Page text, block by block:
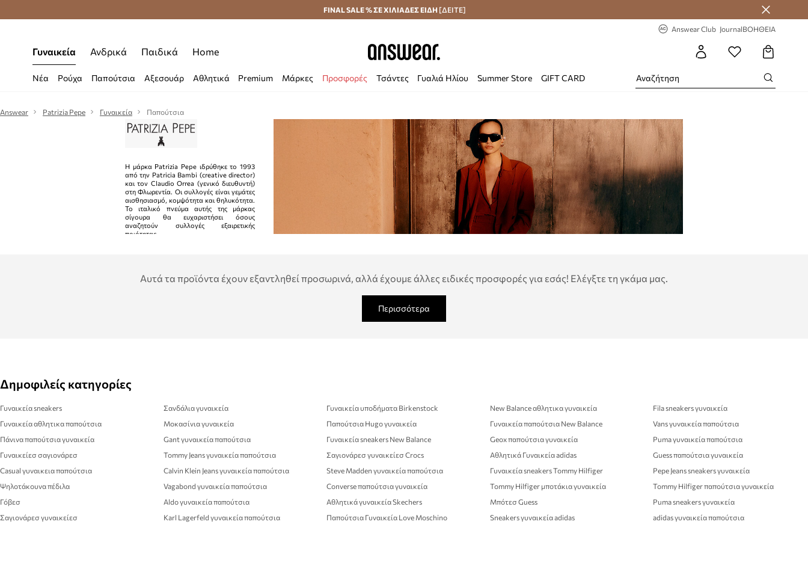
Αποστολή σε 24 ώρες Εξοικονομήστε με το Answear Club
FINAL SALE % ΣΕ ΧΙΛΙΑΔΕΣ ΕΙΔΗ [ΔΕΙΤΕ]
Answear Club JournalΒΟΗΘΕΙΑ
Γυναικεία Ανδρικά Παιδικά Home
Νέα Ρούχα Παπούτσια Αξεσουάρ Αθλητικά Premium Μάρκες Προσφορές Τσάντες Γυαλιά Ηλίου Summer Store GIFT CARD
Answear Patrizia Pepe Γυναικεία Παπούτσια
Η μάρκα Patrizia Pepe ιδρύθηκε το 1993
από την Patricia Bambi (creative director)
και τον Claudio Orrea (γενικό διευθυντή)
στη Φλωρεντία. Οι συλλογές είναι γεμάτες
αισθησιασμό, κομψότητα και θηλυκότητα.
Το ιταλικό πνεύμα αυτής της μάρκας
σίγουρα θα ευχαριστήσει όσους
αναζητούν συλλογές εξαιρετικής
ποιότητας.
Αυτά τα προϊόντα έχουν εξαντληθεί προσωρινά, αλλά έχουμε άλλες ειδικές προσφορές για εσάς! Ελέγξτε τη γκάμα μας.
Περισσότερα
Δημοφιλείς κατηγορίες
Γυναικεία sneakers
Γυναικεία αθλητικα παπούτσια
Πάνινα παπούτσια γυναικεία
Γυναικείεσ σαγιονάρεσ
Casual γυναικεια παπούτσια
Ψηλοτάκουνα πέδιλα
Γόβεσ
Σαγιονάρεσ γυναικείεσ
Σανδάλια γυναικεία
Μοκασίνια γυναικεία
Gant γυναικεία παπούτσια
Tommy Jeans γυναικεία παπούτσια
Calvin Klein Jeans γυναικεία παπούτσια
Vagabond γυναικεία παπούτσια
Aldo γυναικεία παπούτσια
Karl Lagerfeld γυναικεία παπούτσια
Γυναικεία υποδήματα Birkenstock
Παπούτσια Hugo γυναικεία
Γυναικεία sneakers New Balance
Σαγιονάρεσ γυναικείεσ Crocs
Steve Madden γυναικεία παπούτσια
Converse παπούτσια γυναικεία
Αθλητικά γυναικεία Skechers
Παπούτσια Γυναικεία Love Moschino
New Balance αθλητικα γυναικεία
Γυναικεία παπούτσια New Balance
Geox παπούτσια γυναικεία
Αθλητικά Γυναικεία adidas
Γυναικεία sneakers Tommy Hilfiger
Tommy Hilfiger μποτάκια γυναικεία
Μπότεσ Guess
Sneakers γυναικεία adidas
Fila sneakers γυναικεία
Vans γυναικεία παπούτσια
Puma γυναικεία παπούτσια
Guess παπούτσια γυναικεία
Pepe Jeans sneakers γυναικεία
Tommy Hilfiger παπούτσια γυναικεία
Puma sneakers γυναικεία
adidas γυναικεία παπούτσια